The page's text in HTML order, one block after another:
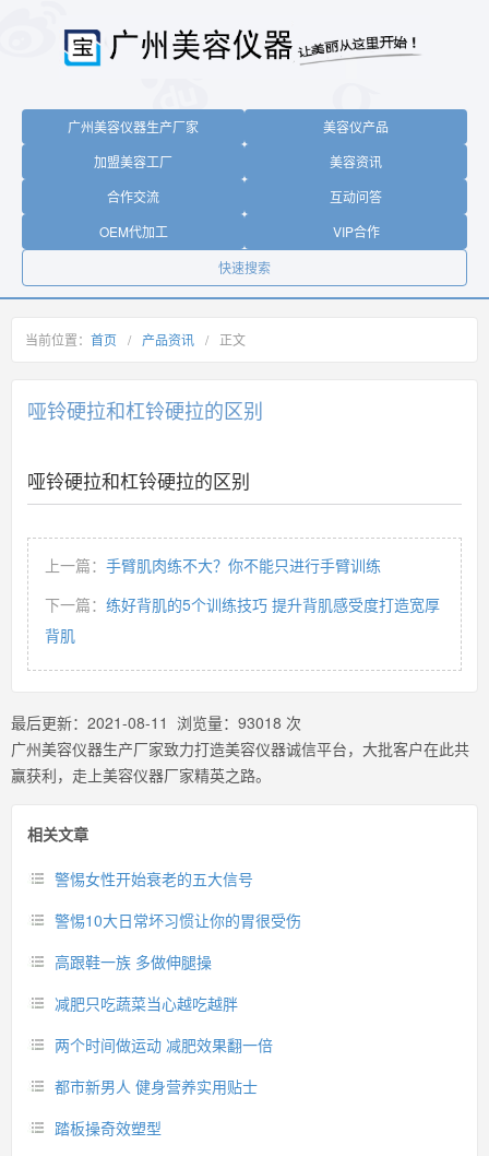
广州美容仪器生产厂家
美容仪产品
加盟美容工厂
美容资讯
合作交流
互动问答
OEM代加工
VIP合作
快速搜索
当前位置： 首页 / 产品资讯 / 正文
哑铃硬拉和杠铃硬拉的区别
哑铃硬拉和杠铃硬拉的区别
上一篇： 手臂肌肉练不大？你不能只进行手臂训练
下一篇： 练好背肌的5个训练技巧 提升背肌感受度打造宽厚
背肌
最后更新： 2021-08-11 浏览量： 93018 次
广州美容仪器生产厂家致力打造美容仪器诚信平台，大批客户在此共
赢获利，走上美容仪器厂家精英之路。
相关文章
警惕女性开始衰老的五大信号
警惕10大日常坏习惯让你的胃很受伤
高跟鞋一族 多做伸腿操
减肥只吃蔬菜当心越吃越胖
两个时间做运动 减肥效果翻一倍
都市新男人 健身营养实用贴士
踏板操奇效塑型